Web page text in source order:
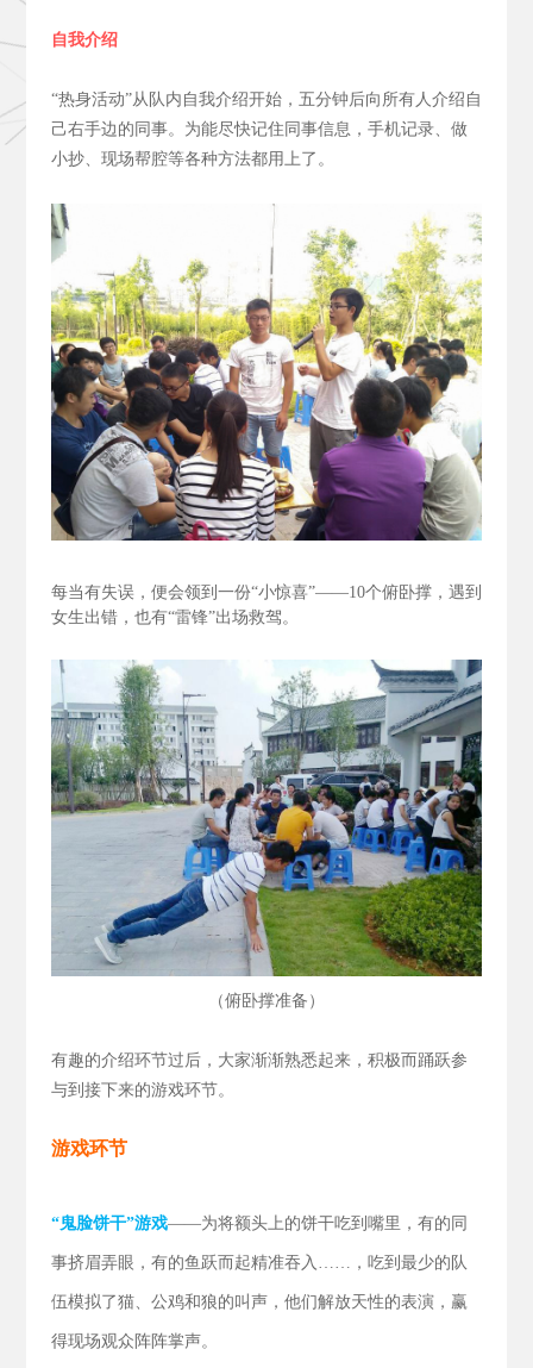
自我介绍
“热身活动”从队内自我介绍开始，五分钟后向所有人介绍自
己右手边的同事。为能尽快记住同事信息，手机记录、做
小抄、现场帮腔等各种方法都用上了。
每当有失误，便会领到一份“小惊喜”——10个俯卧撑，遇到
女生出错，也有“雷锋”出场救驾。
（俯卧撑准备 ）
有趣的介绍环节过后，大家渐渐熟悉起来，积极而踊跃参
与到接下来的游戏环节。
游戏环节
“鬼脸饼干”游戏——为将额头上的饼干吃到嘴里，有的同
事挤眉弄眼，有的鱼跃而起精准吞入……，吃到最少的队
伍模拟了猫、公鸡和狼的叫声，他们解放天性的表演，赢
得现场观众阵阵掌声。